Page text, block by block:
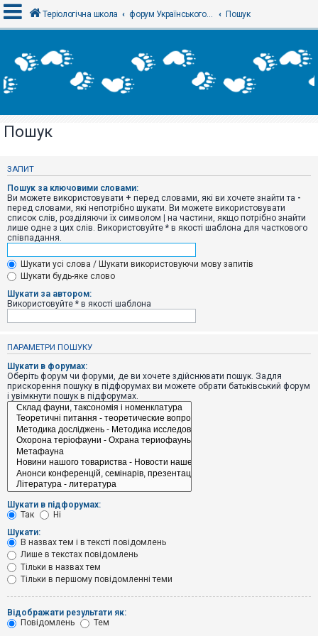
х
і
Р
с
р
а
ц
і
я
Т
е
м
и
б
і
п
о
в
і
д
в
н
т
е
м
и
о
ш
Теріологічна школа форум Українського теріологічного товариства Пошук
Пошук
ЗАПИТ
Пошук за ключовими словами:
Ви можете використовувати + перед словами, які ви хочете знайти та -
перед словами, які непотрібно шукати. Ви можете використовувати
список слів, розділяючи їх символом | на частини, якщо потрібно знайти
лише одне з цих слів. Використовуйте * в якості шаблона для часткового
співпадання.
Шукати усі слова / Шукати використовуючи мову запитів
Шукати будь-яке слово
Шукати за автором:
Використовуйте * в якості шаблона
ПАРАМЕТРИ ПОШУКУ
Шукати в форумах:
Оберіть форум чи форуми, де ви хочете здійснювати пошук. Задля
прискорення пошуку в підфорумах ви можете обрати батьківський форум
і увімкнути пошук в підфорумах.
Шукати в підфорумах:
Так
Ні
Шукати:
В назвах тем і в тексті повідомлень
Лише в текстах повідомлень
Тільки в назвах тем
Тільки в першому повідомленні теми
Відображати результати як:
Повідомлень
Тем